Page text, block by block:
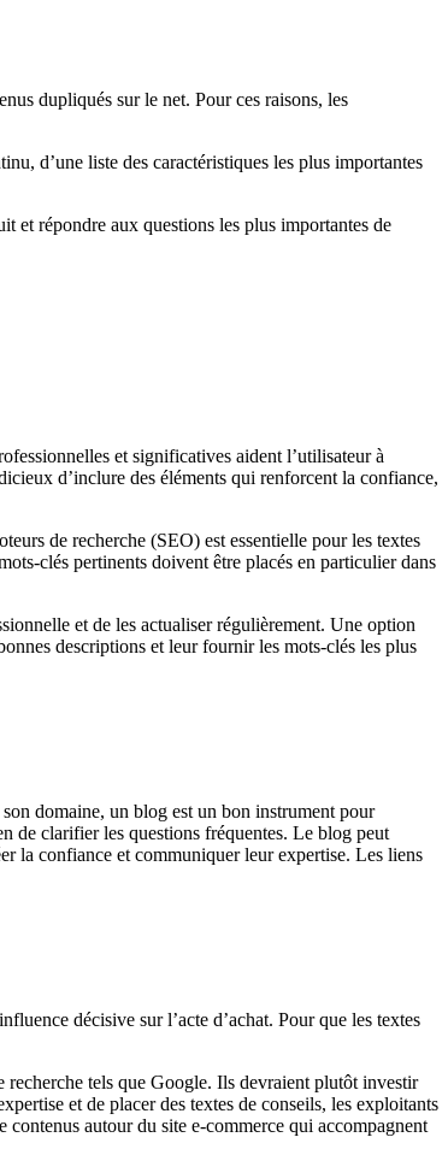
dupliqués sur le net. Pour ces raisons, les
d’une liste des caractéristiques les plus importantes
et répondre aux questions les plus importantes de
et significatives aident l’utilisateur à
d’inclure des éléments qui renforcent la confiance,
de recherche (SEO) est essentielle pour les textes
clés pertinents doivent être placés en particulier dans
et de les actualiser régulièrement. Une option
descriptions et leur fournir les mots-clés les plus
domaine, un blog est un bon instrument pour
de clarifier les questions fréquentes. Le blog peut
la confiance et communiquer leur expertise. Les liens
décisive sur l’acte d’achat. Pour que les textes
recherche tels que Google. Ils devraient plutôt investir
et de placer des textes de conseils, les exploitants
autour du site e-commerce qui accompagnent